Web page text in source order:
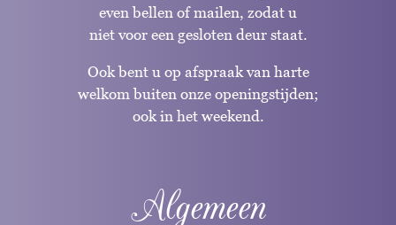
even bellen of mailen, zodat u
niet voor een gesloten deur staat.
Ook bent u op afspraak van harte
welkom buiten onze openingstijden;
ook in het weekend.
Algemeen